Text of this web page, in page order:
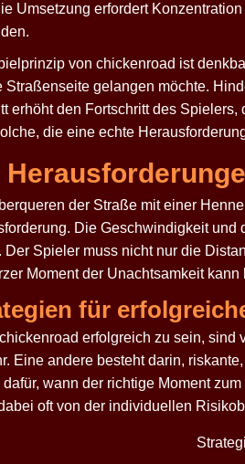
Umsetzung erfordert
von chickenroad ist
Straßenseite gelangen möchte.
erhöht den Fortschritt des
die eine echte
der Straße mit einer
Die Geschwindigkeit
Der Spieler muss nicht nur die
Moment der Unachtsamkeit
für
chickenroad erfolgreich zu sein, sind
Eine andere besteht darin,
dafür, wann der richtige Moment
oft von der individuellen